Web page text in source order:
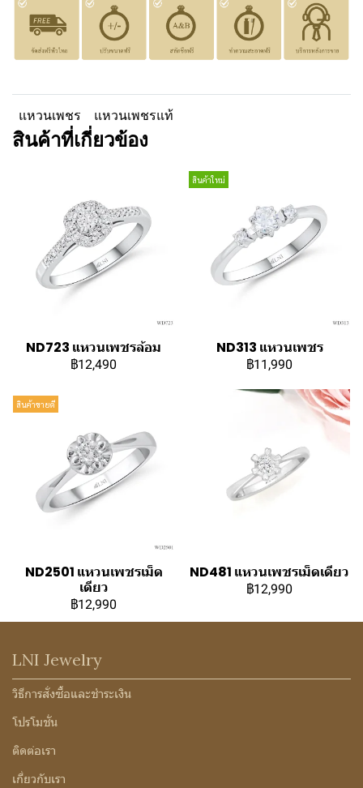
แหวนเพชร แหวนเพชรแท้
สินค้าที่เกี่ยวข้อง
ND723 แหวนเพชรล้อม
฿12,490
สินค้าใหม่
ND313 แหวนเพชร
฿11,990
สินค้าขายดี
ND2501 แหวนเพชรเม็ด
เดียว
฿12,990
ND481 แหวนเพชรเม็ดเดียว
฿12,990
LNI Jewelry
วิธีการสั่งซื้อและชำระเงิน
โปรโมชั่น
ติดต่อเรา
เกี่ยวกับเรา